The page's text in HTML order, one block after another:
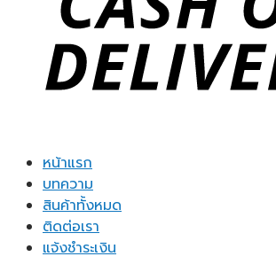
หน้าแรก
บทความ
สินค้าทั้งหมด
ติดต่อเรา
แจ้งชำระเงิน